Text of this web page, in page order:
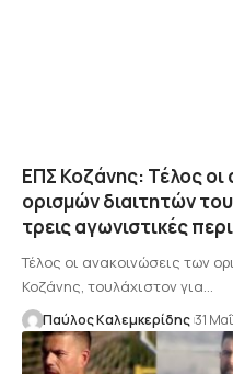
ΕΠΣ Κοζάνης: Τέλος οι
ορισμών διαιτητών
τρεις αγωνιστικές
Τέλος οι ανακοινώσεις των
Κοζάνης, τουλάχιστον για…
Παύλος Καλεμκερίδης 31